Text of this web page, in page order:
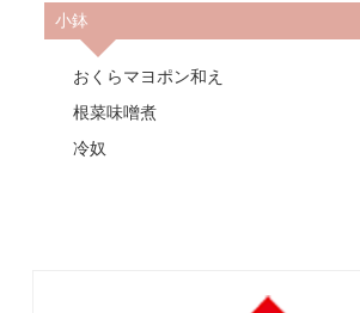
小鉢
おくらマヨポン和え
根菜味噌煮
冷奴